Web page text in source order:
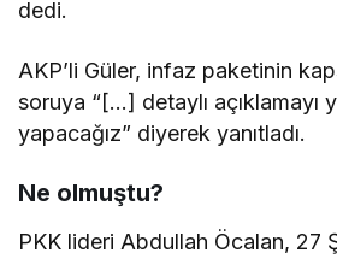
dedi.
AKP’li Güler, infaz paketinin
soruya “[…] detaylı açıklamayı
yapacağız” diyerek yanıtladı.
Ne olmuştu?
PKK lideri Abdullah Öcalan, 27